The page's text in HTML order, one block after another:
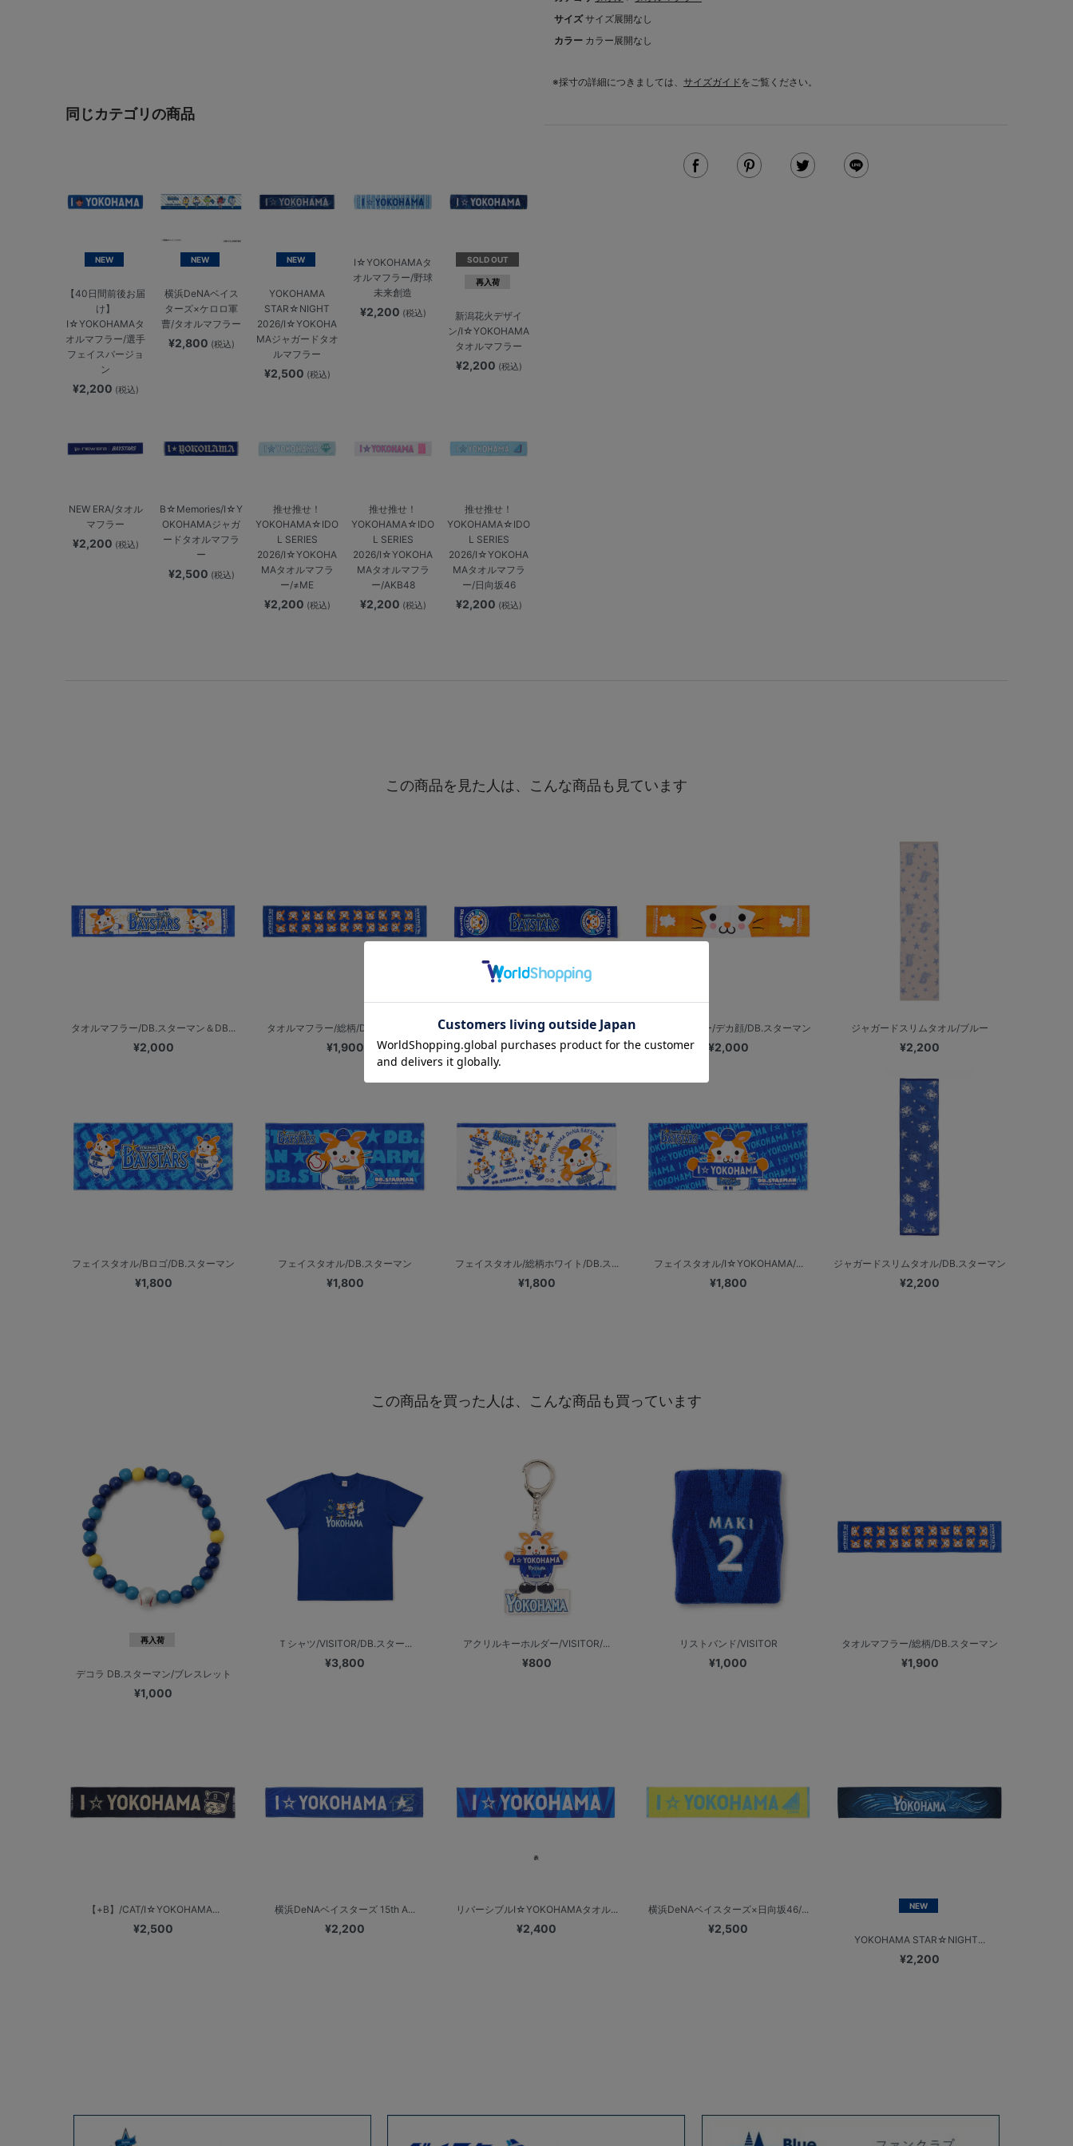
同じカテゴリの商品
NEW
【40日間前後お届
け】
I☆YOKOHAMAタ
オルマフラー/選手
フェイスバージョ
ン
¥2,200 (税込)
NEW
横浜DeNAベイス
ターズ×ケロロ軍
曹/タオルマフラー
¥2,800 (税込)
NEW
YOKOHAMA
STAR☆NIGHT
2026/I☆YOKOHA
MAジャガードタオ
ルマフラー
¥2,500 (税込)
I☆YOKOHAMAタ
オルマフラー/野球
未来創造
¥2,200 (税込)
SOLD OUT
再入荷
新潟花火デザイ
ン/I☆YOKOHAMA
タオルマフラー
¥2,200 (税込)
NEW ERA/タオル
マフラー
¥2,200 (税込)
B☆Memories/I☆Y
OKOHAMAジャガ
ードタオルマフラ
ー
¥2,500 (税込)
推せ推せ！
YOKOHAMA☆IDO
L SERIES
2026/I☆YOKOHA
MAタオルマフラ
ー/≠ME
¥2,200 (税込)
推せ推せ！
YOKOHAMA☆IDO
L SERIES
2026/I☆YOKOHA
MAタオルマフラ
ー/AKB48
¥2,200 (税込)
推せ推せ！
YOKOHAMA☆IDO
L SERIES
2026/I☆YOKOHA
MAタオルマフラ
ー/日向坂46
¥2,200 (税込)
サイズ サイズ展開なし
カラー カラー展開なし
※採寸の詳細につきましては、 サイズガイドをご覧ください。
この商品を見た人は、こんな商品も見ています
タオルマフラー/DB.スターマン＆DB...
¥2,000
タオルマフラー/総柄/DB.スターマン
¥1,900
タオルマフラー/円形ロゴ/DB.スターマン
¥2,200
タオルマフラー/デカ顔/DB.スターマン
¥2,000
ジャガードスリムタオル/ブルー
¥2,200
フェイスタオル/Bロゴ/DB.スターマン
¥1,800
フェイスタオル/DB.スターマン
¥1,800
フェイスタオル/総柄ホワイト/DB.ス...
¥1,800
フェイスタオル/I☆YOKOHAMA/...
¥1,800
ジャガードスリムタオル/DB.スターマン
¥2,200
この商品を買った人は、こんな商品も買っています
再入荷
デコラ DB.スターマン/ブレスレット
¥1,000
Ｔシャツ/VISITOR/DB.スター...
¥3,800
アクリルキーホルダー/VISITOR/...
¥800
リストバンド/VISITOR
¥1,000
タオルマフラー/総柄/DB.スターマン
¥1,900
【+B】/CAT/I☆YOKOHAMA...
¥2,500
横浜DeNAベイスターズ 15th A...
¥2,200
リバーシブルI☆YOKOHAMAタオル...
¥2,400
横浜DeNAベイスターズ×日向坂46/...
¥2,500
NEW
YOKOHAMA STAR☆NIGHT...
¥2,200